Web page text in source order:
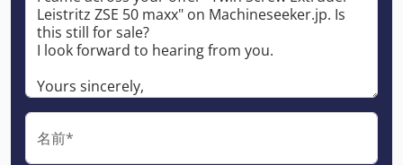
名前*